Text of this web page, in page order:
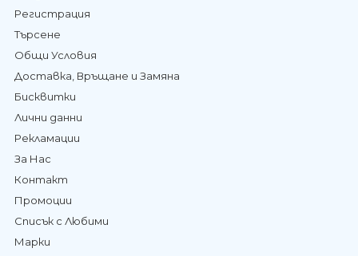
Регистрация
Търсене
Общи Условия
Доставка, Връщане и Замяна
Бисквитки
Лични данни
Рекламации
За Нас
Контакт
Промоции
Списък с Любими
Марки